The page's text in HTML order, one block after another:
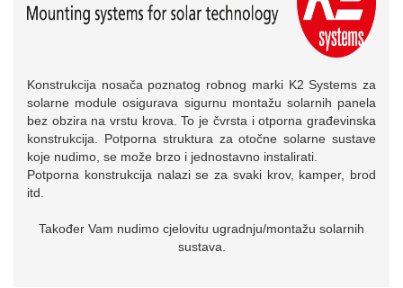
Konstrukcija nosača poznatog robnog marki K2 Systems za
solarne module osigurava sigurnu montažu solarnih panela
bez obzira na vrstu krova. To je čvrsta i otporna građevinska
konstrukcija. Potporna struktura za otočne solarne sustave
koje nudimo, se može brzo i jednostavno instalirati.
Potporna konstrukcija nalazi se za svaki krov, kamper, brod
itd.
Također Vam nudimo cjelovitu ugradnju/montažu solarnih
sustava.